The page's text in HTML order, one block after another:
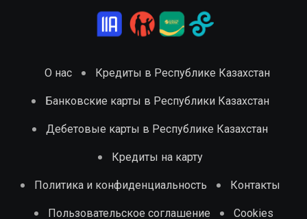
О нас Кредиты в Республике Казахстан
Банковские карты в Республики Казахстан
Дебетовые карты в Республике Казахстан
Кредиты на карту
Политика и конфиденциальность Контакты
Пользовательское соглашение Cookies